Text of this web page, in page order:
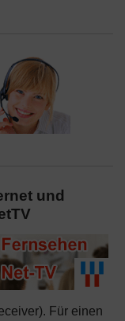
und
Für einen